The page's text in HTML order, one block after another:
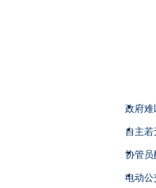
政府难
自主
协管员
电动